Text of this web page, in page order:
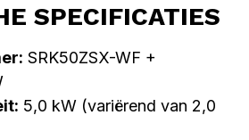
SPECIFICATIES
SRK50ZSX-WF +
5,0 kW (variërend van 2,0